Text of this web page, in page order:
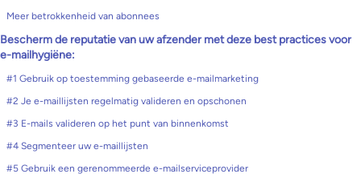
Meer betrokkenheid van abonnees
Bescherm de reputatie van uw afzender met deze best practices voor
e-mailhygiëne:
#1 Gebruik op toestemming gebaseerde e-mailmarketing
#2 Je e-maillijsten regelmatig valideren en opschonen
#3 E-mails valideren op het punt van binnenkomst
#4 Segmenteer uw e-maillijsten
#5 Gebruik een gerenommeerde e-mailserviceprovider